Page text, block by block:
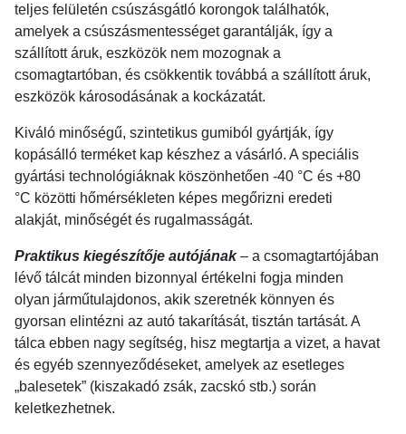
teljes felületén csúszásgátló korongok találhatók,
amelyek a csúszásmentességet garantálják, így a
szállított áruk, eszközök nem mozognak a
csomagtartóban, és csökkentik továbbá a szállított áruk,
eszközök károsodásának a kockázatát.
Kiváló minőségű, szintetikus gumiból gyártják, így
kopásálló terméket kap készhez a vásárló. A speciális
gyártási technológiáknak köszönhetően -40 °C és +80
°C közötti hőmérsékleten képes megőrizni eredeti
alakját, minőségét és rugalmasságát.
Praktikus kiegészítője autójának– a csomagtartójában
lévő tálcát minden bizonnyal értékelni fogja minden
olyan járműtulajdonos, akik szeretnék könnyen és
gyorsan elintézni az autó takarítását, tisztán tartását. A
tálca ebben nagy segítség, hisz megtartja a vizet, a havat
és egyéb szennyeződéseket, amelyek az esetleges
„balesetek” (kiszakadó zsák, zacskó stb.) során
keletkezhetnek.